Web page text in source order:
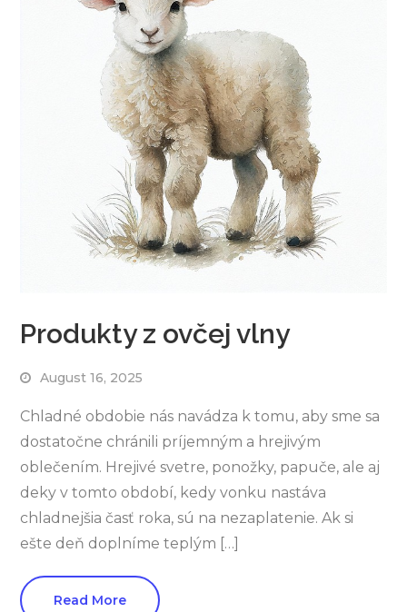
Produkty z ovčej vlny
August 16, 2025
Chladné obdobie nás navádza k tomu, aby sme sa
dostatočne chránili príjemným a hrejivým
oblečením. Hrejivé svetre, ponožky, papuče, ale aj
deky v tomto období, kedy vonku nastáva
chladnejšia časť roka, sú na nezaplatenie. Ak si
ešte deň doplníme teplým […]
Read More